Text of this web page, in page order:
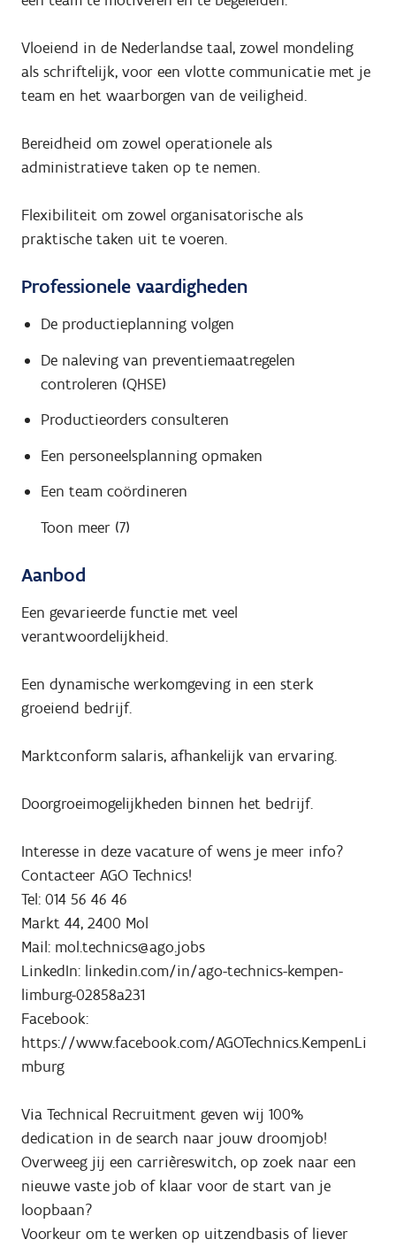
Vloeiend in de Nederlandse taal, zowel mondeling
als schriftelijk, voor een vlotte communicatie met je
team en het waarborgen van de veiligheid.
Bereidheid om zowel operationele als
administratieve taken op te nemen.
Flexibiliteit om zowel organisatorische als
praktische taken uit te voeren.
Professionele vaardigheden
De productieplanning volgen
De naleving van preventiemaatregelen
controleren (QHSE)
Productieorders consulteren
Een personeelsplanning opmaken
Een team coördineren
Toon meer (7)
Aanbod
Een gevarieerde functie met veel
verantwoordelijkheid.
Een dynamische werkomgeving in een sterk
groeiend bedrijf.
Marktconform salaris, afhankelijk van ervaring.
Doorgroeimogelijkheden binnen het bedrijf.
Interesse in deze vacature of wens je meer info?
Contacteer AGO Technics!
Tel: 014 56 46 46
Markt 44, 2400 Mol
Mail: mol.technics@ago.jobs
LinkedIn: linkedin.com/in/ago-technics-kempen-
limburg-02858a231
Facebook:
https://www.facebook.com/AGOTechnics.KempenLi
mburg
Via Technical Recruitment geven wij 100%
dedication in de search naar jouw droomjob!
Overweeg jij een carrièreswitch, op zoek naar een
nieuwe vaste job of klaar voor de start van je
loopbaan?
Voorkeur om te werken op uitzendbasis of liever